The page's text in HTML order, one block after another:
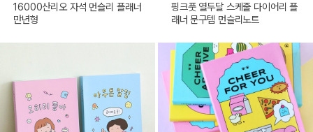
16000산리오 자석 먼슬리 플래너
만년형
핑크풋 열두달 스케줄 다이어리 플
래너 문구템 먼슬리노트